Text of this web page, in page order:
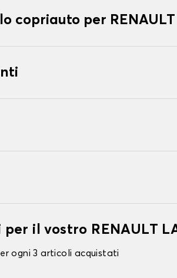
copriauto per RENAULT
il vostro RENAULT
ogni 3 articoli acquistati